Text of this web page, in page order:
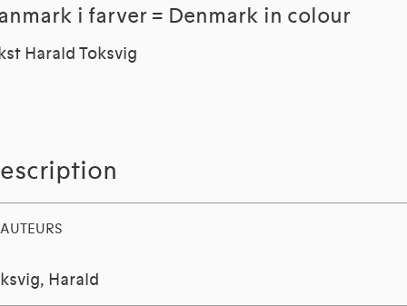
i farver = Denmark in colour
Harald Toksvig
AUTEURS
Harald